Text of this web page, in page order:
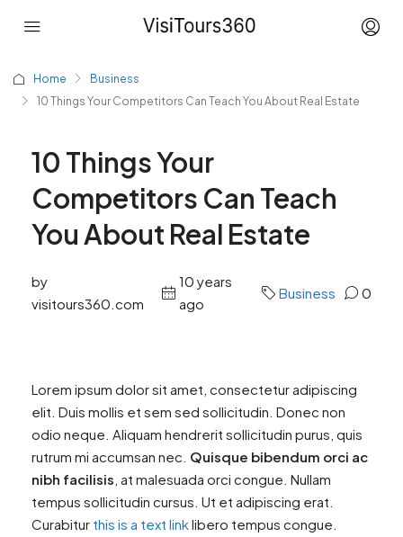
Home
Business
10 Things Your Competitors Can Teach You About Real Estate
10 Things Your
Competitors Can Teach
You About Real Estate
by
visitours360.com
10 years
ago
Business 0
Lorem ipsum dolor sit amet, consectetur adipiscing
elit. Duis mollis et sem sed sollicitudin. Donec non
odio neque. Aliquam hendrerit sollicitudin purus, quis
rutrum mi accumsan nec. Quisque bibendum orci ac
nibh facilisis , at malesuada orci congue. Nullam
tempus sollicitudin cursus. Ut et adipiscing erat.
Curabitur this is a text linklibero tempus congue.